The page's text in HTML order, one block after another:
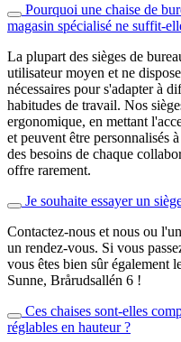
Pourquoi une chaise de
magasin spécialisé ne suffit-
La plupart des sièges de
utilisateur moyen et ne
nécessaires pour s'adapter à
habitudes de travail. Nos
ergonomique, en mettant
et peuvent être personnalisés
des besoins de chaque
offre rarement.
Je souhaite essayer un
Contactez-nous et nous ou
un rendez-vous. Si vous
vous êtes bien sûr également
Sunne, Brårudsallén 6 !
Ces chaises sont-elles
réglables en hauteur ?